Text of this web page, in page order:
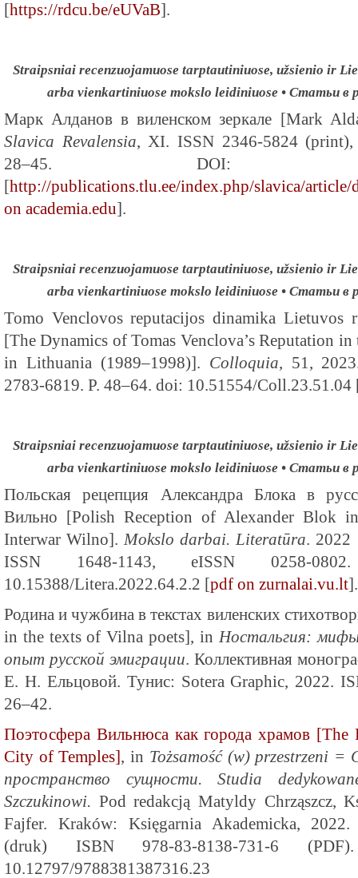
[https://rdcu.be/eUVaB].
Straipsniai recenzuojamuose tarptautiniuose, užsienio ir
arba vienkartiniuose mokslo leidiniuose • Статьи в
Марк Алданов в виленском зеркале [Mark
Slavica Revalensia, XI. ISSN 2346-5824
28–45. DOI: 10.22601/
[http://publications.tlu.ee/index.php/slavica/
on academia.edu].
Straipsniai recenzuojamuose tarptautiniuose, užsienio ir
arba vienkartiniuose mokslo leidiniuose • Статьи в
Tomo Venclovos reputacijos dinamika Lietuvos
[The Dynamics of Tomas Venclova’s Reputation in
in Lithuania (1989–1998)]. Colloquia, 51,
2783-6819. P. 48–64. doi: 10.51554/Coll.23.51.04
Straipsniai recenzuojamuose tarptautiniuose, užsienio ir
arba vienkartiniuose mokslo leidiniuose • Статьи в
Польская рецепция Александра Блока в
Вильно [Polish Reception of Alexander Blok
Interwar Wilno]. Mokslo darbai. Literatūra.
ISSN 1648-1143, eISSN 0258-
10.15388/Litera.2022.64.2.2 [pdf on zurnalai.vu.lt].
Родина и чужбина в текстах виленских
in the texts of Vilna poets], in Ностальгия:
опыт русской эмиграции. Коллективная
Е. Н. Ельцовой. Тунис: Sotera Graphic, 2022.
26–42.
Поэтосфера Вильнюса как города храмов [The
City of Temples], in Tożsamość (w) przestrzeni
пространство сущности. Studia
Szczukinowi. Pod redakcją Matyldy Chrząszcz,
Fajfer. Kraków: Księgarnia Akademicka,
(druk) ISBN 978-83-8138-731-6
10.12797/9788381387316.23